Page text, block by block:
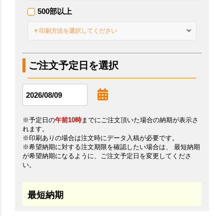
500部以上
▼印刷方法を選択してください
ご注文予定日を選択
※予定日の午前10時までにご注文頂いた場合の納期が表示さ
れます。
※印刷ありの場合は注文時にデータ入稿が必要です。
※希望納期に対する注文期限を確認したい場合は、 最短納期
が希望納期になるように、ご注文予定日を変更してくださ
い。
最短納期